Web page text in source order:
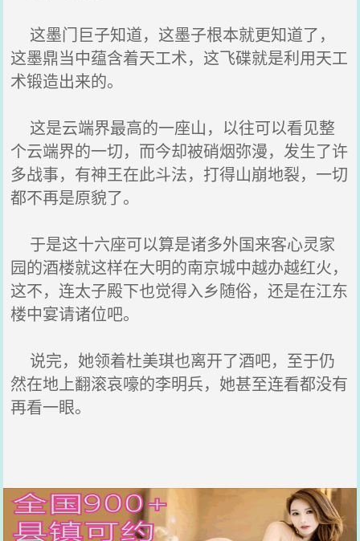
这墨门巨子知道，这墨子根本就更知道了，
这墨鼎当中蕴含着天工术，这飞碟就是利用天工
术锻造出来的。
这是云端界最高的一座山，以往可以看见整
个云端界的一切，而今却被硝烟弥漫，发生了许
多战事，有神王在此斗法，打得山崩地裂，一切
都不再是原貌了。
于是这十六座可以算是诸多外国来客心灵家
园的酒楼就这样在大明的南京城中越办越红火，
这不，连太子殿下也觉得入乡随俗，还是在江东
楼中宴请诸位吧。
说完，她领着杜美琪也离开了酒吧，至于仍
然在地上翻滚哀嚎的李明兵，她甚至连看都没有
再看一眼。